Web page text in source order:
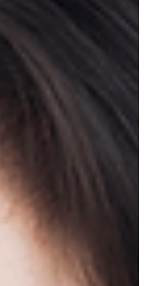
脚本・演出：山崎義也 振付：吉
（土）〜23日（月祝）6回公演予
京メトロ銀座線・半蔵門線 都
」駅 出演：早希（カーリ役）
ス役） 樋口麻美（キル
也（ダニエル役） 他 《ス
の街・エシルクルーナ。 この街
トを配る担当になったのは、新
し天然であわてもののカーリは
街に住むことを夢見ています。
トで、遥か北の村からエシルク
カーリ。夢に見た街での暮らし
せんが、温かな街の人々に助け
を始めたカーリは、一躍、街の
逢った少女